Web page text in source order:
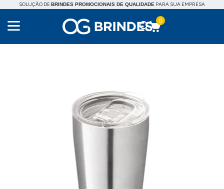
SOLUÇÃO DEBRINDES PROMOCIONAIS DE QUALIDADE PARA SUA EMPRESA
0